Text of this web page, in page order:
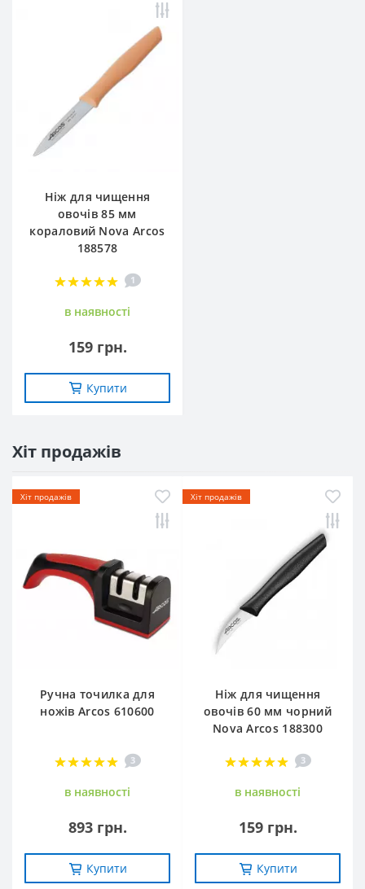
Ніж для чищення
овочів 85 мм
кораловий Nova Arcos
188578
1
в наявностi
159 грн.
Купити
Хіт продажів
Хіт продажів
Ручна точилка для
ножів Arcos 610600
3
в наявностi
893 грн.
Купити
Хіт продажів
Ніж для чищення
овочів 60 мм чорний
Nova Arcos 188300
3
в наявностi
159 грн.
Купити